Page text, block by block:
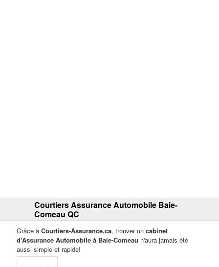
Courtiers Assurance Automobile Baie-
Comeau QC
Grâce àCourtiers-Assurance.ca, trouver uncabinet
d'Assurance Automobile à Baie-Comeau n'aura jamais été
aussi simple et rapide!